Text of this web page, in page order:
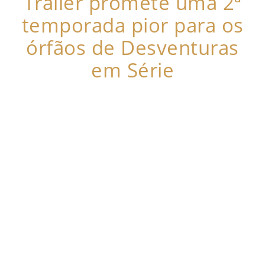
temporada pior para os
órfãos de Desventuras
em Série